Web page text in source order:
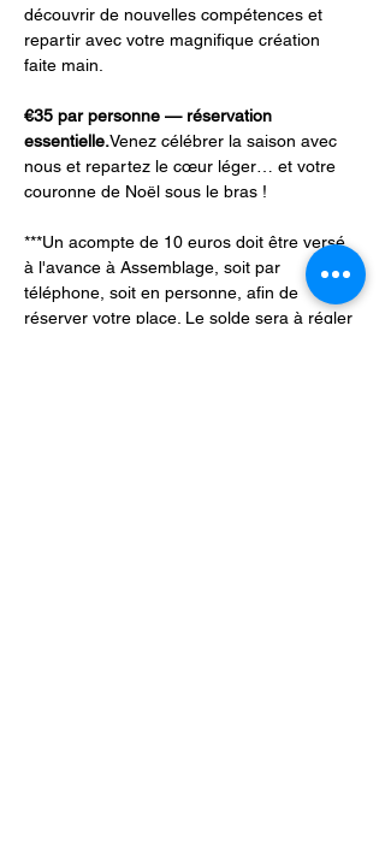
découvrir de nouvelles compétences et
repartir avec votre magnifique création
faite main.
€35 par personne — réservation
essentielle.Venez célébrer la saison avec
nous et repartez le cœur léger… et votre
couronne de Noël sous le bras !
***Un acompte de 10 euros doit être versé
à l'avance à Assemblage, soit par
téléphone, soit en personne, afin de
réserver votre place. Le solde sera à régler